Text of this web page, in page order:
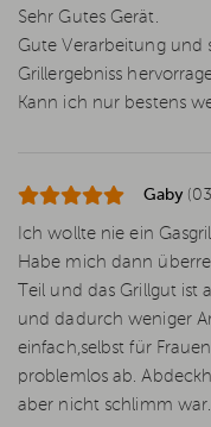
Sehr Gutes Gerät.
Gute Verarbeitung und
Grillergebniss
Kann ich nur bestens
Gaby
Ich wollte nie ein
Habe mich dann
Teil und das Grillgut
und dadurch weniger
einfach,selbst für
problemlos ab.
aber nicht schlimm war.